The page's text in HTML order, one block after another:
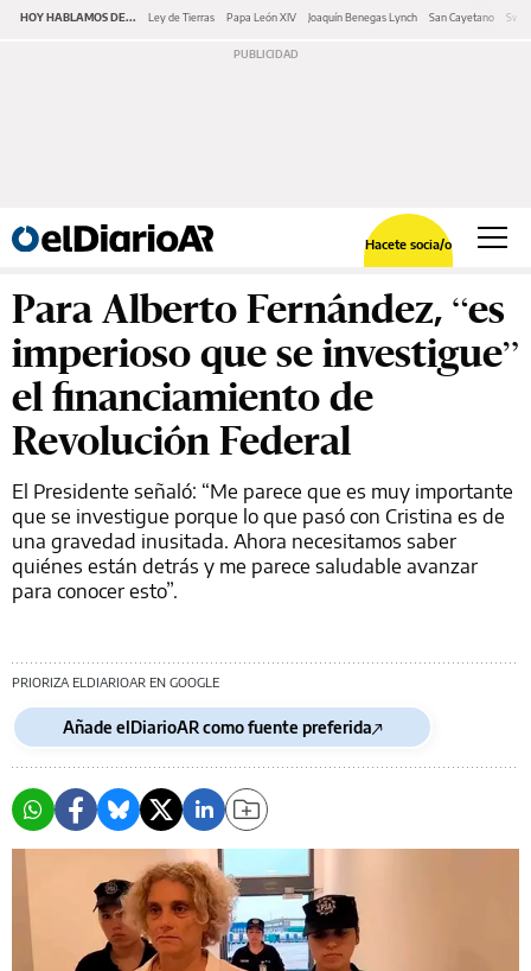
HOY HABLAMOS DE... Ley de Tierras Papa León XIV Joaquín Benegas Lynch San Cayetano
Hacete socia/o
Para Alberto Fernández, “es
imperioso que se investigue”
el financiamiento de
Revolución Federal
El Presidente señaló: “Me parece que es muy importante
que se investigue porque lo que pasó con Cristina es de
una gravedad inusitada. Ahora necesitamos saber
quiénes están detrás y me parece saludable avanzar
para conocer esto”.
PRIORIZA ELDIARIOAR EN GOOGLE
Añade elDiarioAR como fuente preferida